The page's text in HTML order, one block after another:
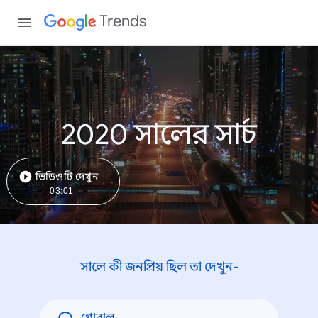
Trends
2020 সালের সার্চ
ভিডিওটি দেখুন
03:01
সালে কী জনপ্রিয় ছিল তা দেখুন-